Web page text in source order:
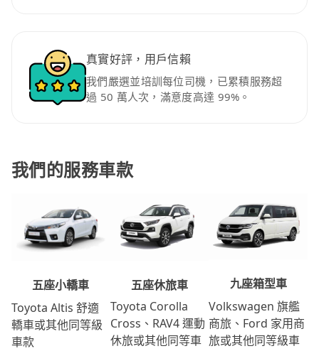
真實好評，用戶信賴
我們嚴選並培訓每位司機，已累積服務超
過 50 萬人次，滿意度高達 99%。
我們的服務車款
五座小轎車
Toyota Altis 舒適
轎車或其他同等級
車款
五座休旅車
Toyota Corolla
Cross、RAV4 運動
休旅或其他同等車
九座箱型車
Volkswagen 旗艦
商旅、Ford 家用商
旅或其他同等級車